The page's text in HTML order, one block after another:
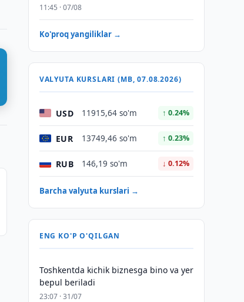
11:45 · 07/08
Ko'proq yangiliklar →
VALYUTA KURSLARI (MB, 07.08.2026)
USD 11915,64 so'm ↑ 0.24%
EUR 13749,46 so'm ↑ 0.23%
RUB 146,19 so'm ↓ 0.12%
Barcha valyuta kurslari →
ENG KO'P O'QILGAN
Toshkentda kichik biznesga bino va yer
bepul beriladi
23:07 · 31/07